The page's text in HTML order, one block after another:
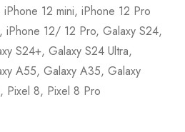
iPhone 12 mini, iPhone 12 Pro
iPhone 12/ 12 Pro, Galaxy S24,
S24+, Galaxy S24 Ultra,
A55, Galaxy A35, Galaxy
Pixel 8, Pixel 8 Pro